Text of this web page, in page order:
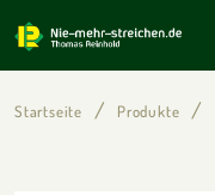
Startseite Produkte